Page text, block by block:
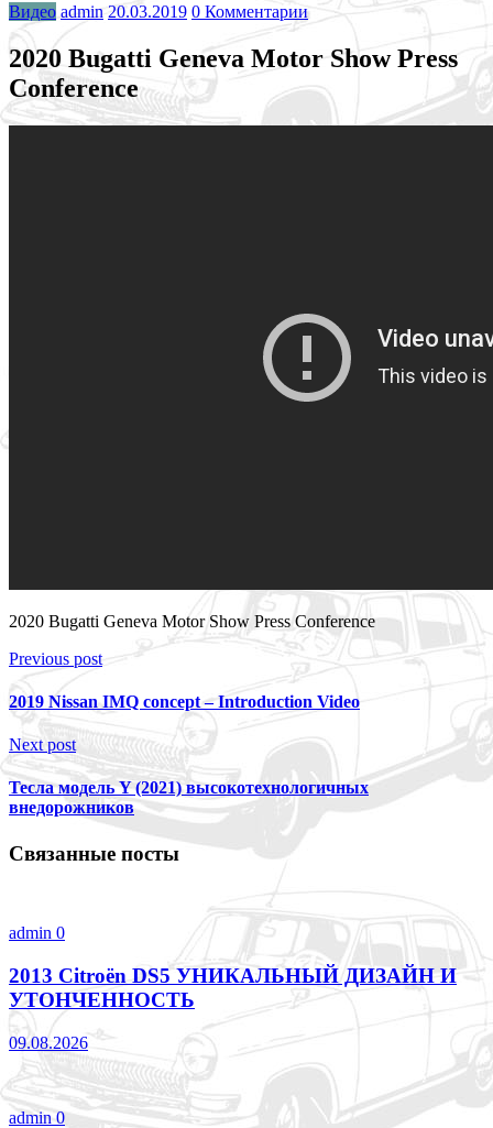
Видео admin 20.03.2019 0 Комментарии
2020 Bugatti Geneva Motor Show Press
Conference
2020 Bugatti Geneva Motor Show Press Conference
Previous post
2019 Nissan IMQ concept – Introduction Video
Next post
Тесла модель Y (2021) высокотехнологичных
внедорожников
Связанные посты
admin 0
2013 Citroën DS5 УНИКАЛЬНЫЙ ДИЗАЙН И
УТОНЧЕННОСТЬ
09.08.2026
admin0